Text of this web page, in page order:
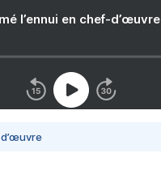
l’ennui en chef-d’œuvre